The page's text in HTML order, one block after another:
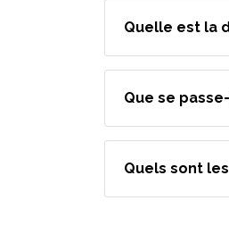
Quelle est la
Que se
Quels sont